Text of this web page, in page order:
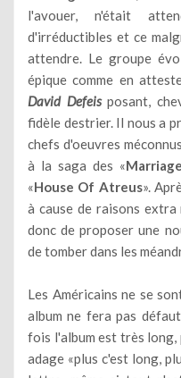
l'avouer, n'était
d'irréductibles et ce
attendre. Le groupe
épique comme en
David Defeisposant,
fidèle destrier. Il nous a
chefs d'oeuvres
à la saga des «
«House Of Atreus».
à cause de raisons extra
donc de proposer une
de tomber dans les
Les Américains ne se
album ne fera pas
fois l'album est très long,
adage «plus c'est long,